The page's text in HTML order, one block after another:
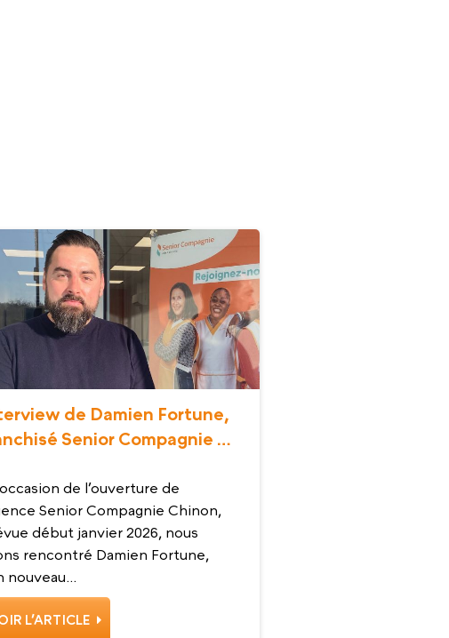
de Damien Fortune,
Senior Compagnie à
de l’ouverture de
Senior Compagnie Chinon,
début janvier 2026, nous
rencontré Damien Fortune,
nouveau...
L’ARTICLE